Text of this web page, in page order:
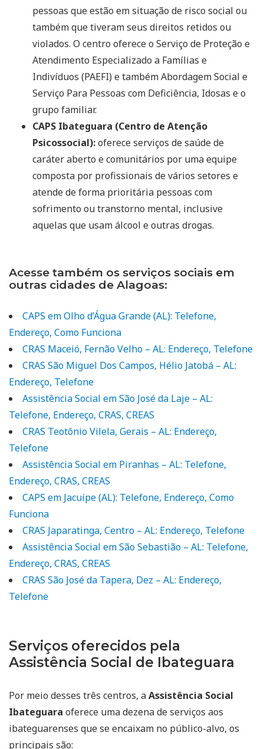
pessoas que estão em situação de risco social ou
também que tiveram seus direitos retidos ou
violados. O centro oferece o Serviço de Proteção e
Atendimento Especializado a Famílias e
Indivíduos (PAEFI) e também Abordagem Social e
Serviço Para Pessoas com Deficiência, Idosas e o
grupo familiar.
CAPS Ibateguara (Centro de Atenção
Psicossocial):oferece serviços de saúde de
caráter aberto e comunitários por uma equipe
composta por profissionais de vários setores e
atende de forma prioritária pessoas com
sofrimento ou transtorno mental, inclusive
aquelas que usam álcool e outras drogas.
Acesse também os serviços sociais em
outras cidades de Alagoas:
CAPS em Olho d’Água Grande (AL): Telefone,
Endereço, Como Funciona
CRAS Maceió, Fernão Velho – AL: Endereço, Telefone
CRAS São Miguel Dos Campos, Hélio Jatobá – AL:
Endereço, Telefone
Assistência Social em São José da Laje – AL:
Telefone, Endereço, CRAS, CREAS
CRAS Teotônio Vilela, Gerais – AL: Endereço,
Telefone
Assistência Social em Piranhas – AL: Telefone,
Endereço, CRAS, CREAS
CAPS em Jacuípe (AL): Telefone, Endereço, Como
Funciona
CRAS Japaratinga, Centro – AL: Endereço, Telefone
Assistência Social em São Sebastião – AL: Telefone,
Endereço, CRAS, CREAS
CRAS São José da Tapera, Dez – AL: Endereço,
Telefone
Serviços oferecidos pela
Assistência Social de Ibateguara
Por meio desses três centros, aAssistência Social
Ibateguara oferece uma dezena de serviços aos
ibateguarenses que se encaixam no público-alvo, os
principais são: